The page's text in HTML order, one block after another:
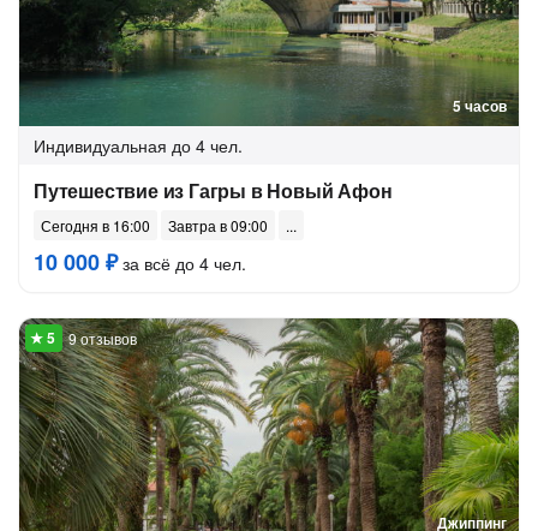
5 часов
Индивидуальная до 4 чел.
Путешествие из Гагры в Новый Афон
Сегодня в 16:00 Завтра в 09:00
10 000 ₽за всё до 4 чел.
Джиппинг
9 отзывов